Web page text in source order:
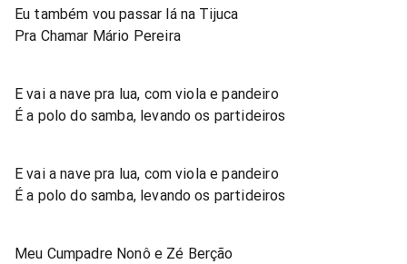
Eu também vou passar lá na Tijuca
Pra Chamar Mário Pereira
E vai a nave pra lua, com viola e pandeiro
É a polo do samba, levando os partideiros
E vai a nave pra lua, com viola e pandeiro
É a polo do samba, levando os partideiros
Meu Cumpadre Nonô e Zé Berção